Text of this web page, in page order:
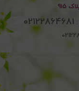
915
02122864681